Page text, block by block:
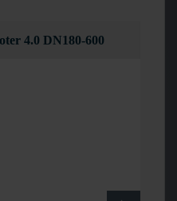
4.0 DN180-600